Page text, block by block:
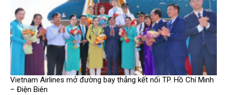
Vietnam Airlines mở đường bay thẳng kết nối TP. Hồ Chí Minh
– Điện Biên